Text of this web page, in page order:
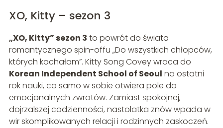
XO, Kitty – sezon 3
„XO, Kitty” sezon 3 to powrót do świata
romantycznego spin-offu „Do wszystkich chłopców,
których kochałam”. Kitty Song Covey wraca do
Korean Independent School of Seoul na ostatni
rok nauki, co samo w sobie otwiera pole do
emocjonalnych zwrotów. Zamiast spokojnej,
dojrzalszej codzienności, nastolatka znów wpada w
wir skomplikowanych relacji i rodzinnych zaskoczeń.